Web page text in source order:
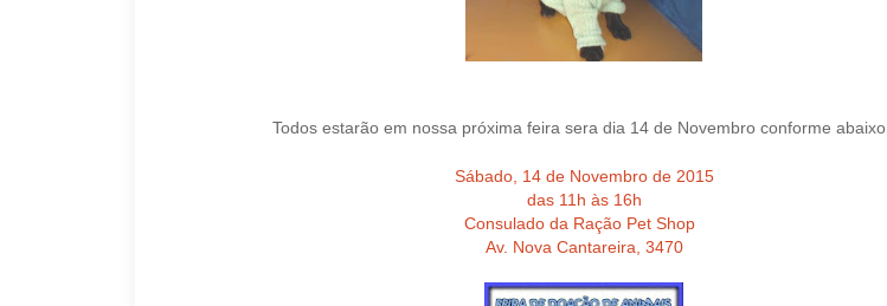
Todos estarão em nossa próxima feira sera dia 14 de Novembro conforme abaixo.
Sábado, 14 de Novembro de 2015
das 11h às 16h
Consulado da Ração Pet Shop
Av. Nova Cantareira, 3470